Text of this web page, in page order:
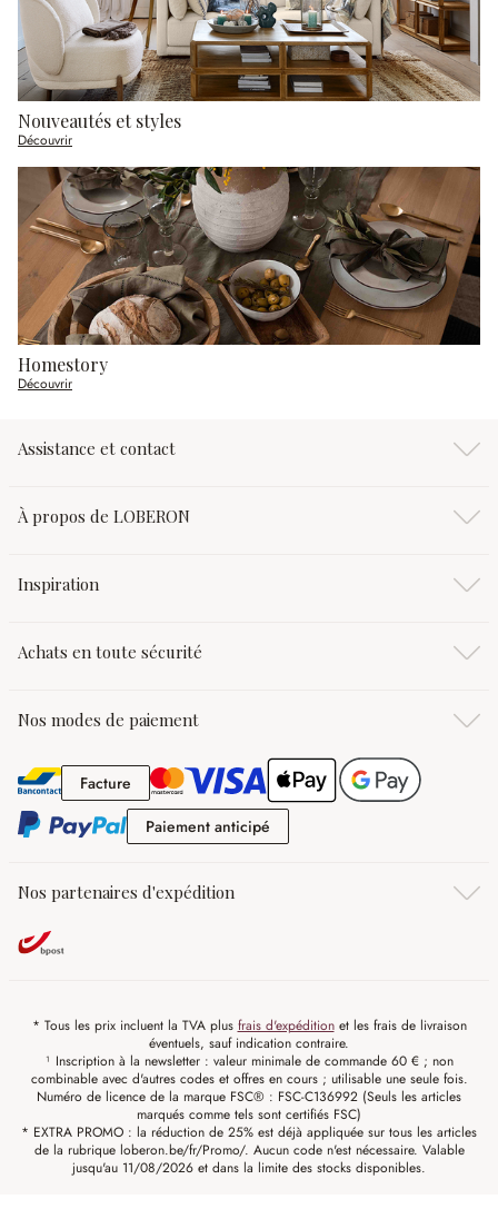
Nouveautés et styles
Découvrir
Homestory
Découvrir
Assistance et contact
À propos de LOBERON
Inspiration
Achats en toute sécurité
Nos modes de paiement
FactureFacture
Paiement anticipé
Nos partenaires d'expédition
* Tous les prix incluent la TVA plus frais d'expéditionet les frais de livraison
éventuels, sauf indication contraire.
¹ Inscription à la newsletter : valeur minimale de commande 60 € ; non
combinable avec d'autres codes et offres en cours ; utilisable une seule fois.
Numéro de licence de la marque FSC® : FSC-C136992 (Seuls les articles
marqués comme tels sont certifiés FSC)
* EXTRA PROMO : la réduction de 25% est déjà appliquée sur tous les articles
de la rubrique loberon.be/fr/Promo/. Aucun code n'est nécessaire. Valable
jusqu'au 11/08/2026 et dans la limite des stocks disponibles.